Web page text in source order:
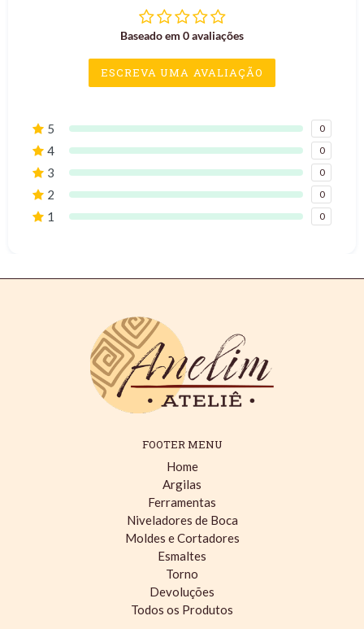
Baseado em 0 avaliações
ESCREVA UMA AVALIAÇÃO
5 0
4 0
3 0
2 0
1 0
FOOTER MENU
Home
Argilas
Ferramentas
Niveladores de Boca
Moldes e Cortadores
Esmaltes
Torno
Devoluções
Todos os Produtos